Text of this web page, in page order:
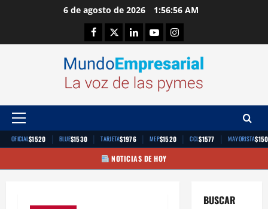
6 de agosto de 2026 1:56:57 AM
Facebook
TwitterLinkedinYoutubeInstagram
Menú
principal
OFICIAL$1520 | BLUE$1530 | TARJETA$1976 | MEP$1520 | CCL$1577 | MAYORISTA
NOTICIAS DE HOY
BUSCAR